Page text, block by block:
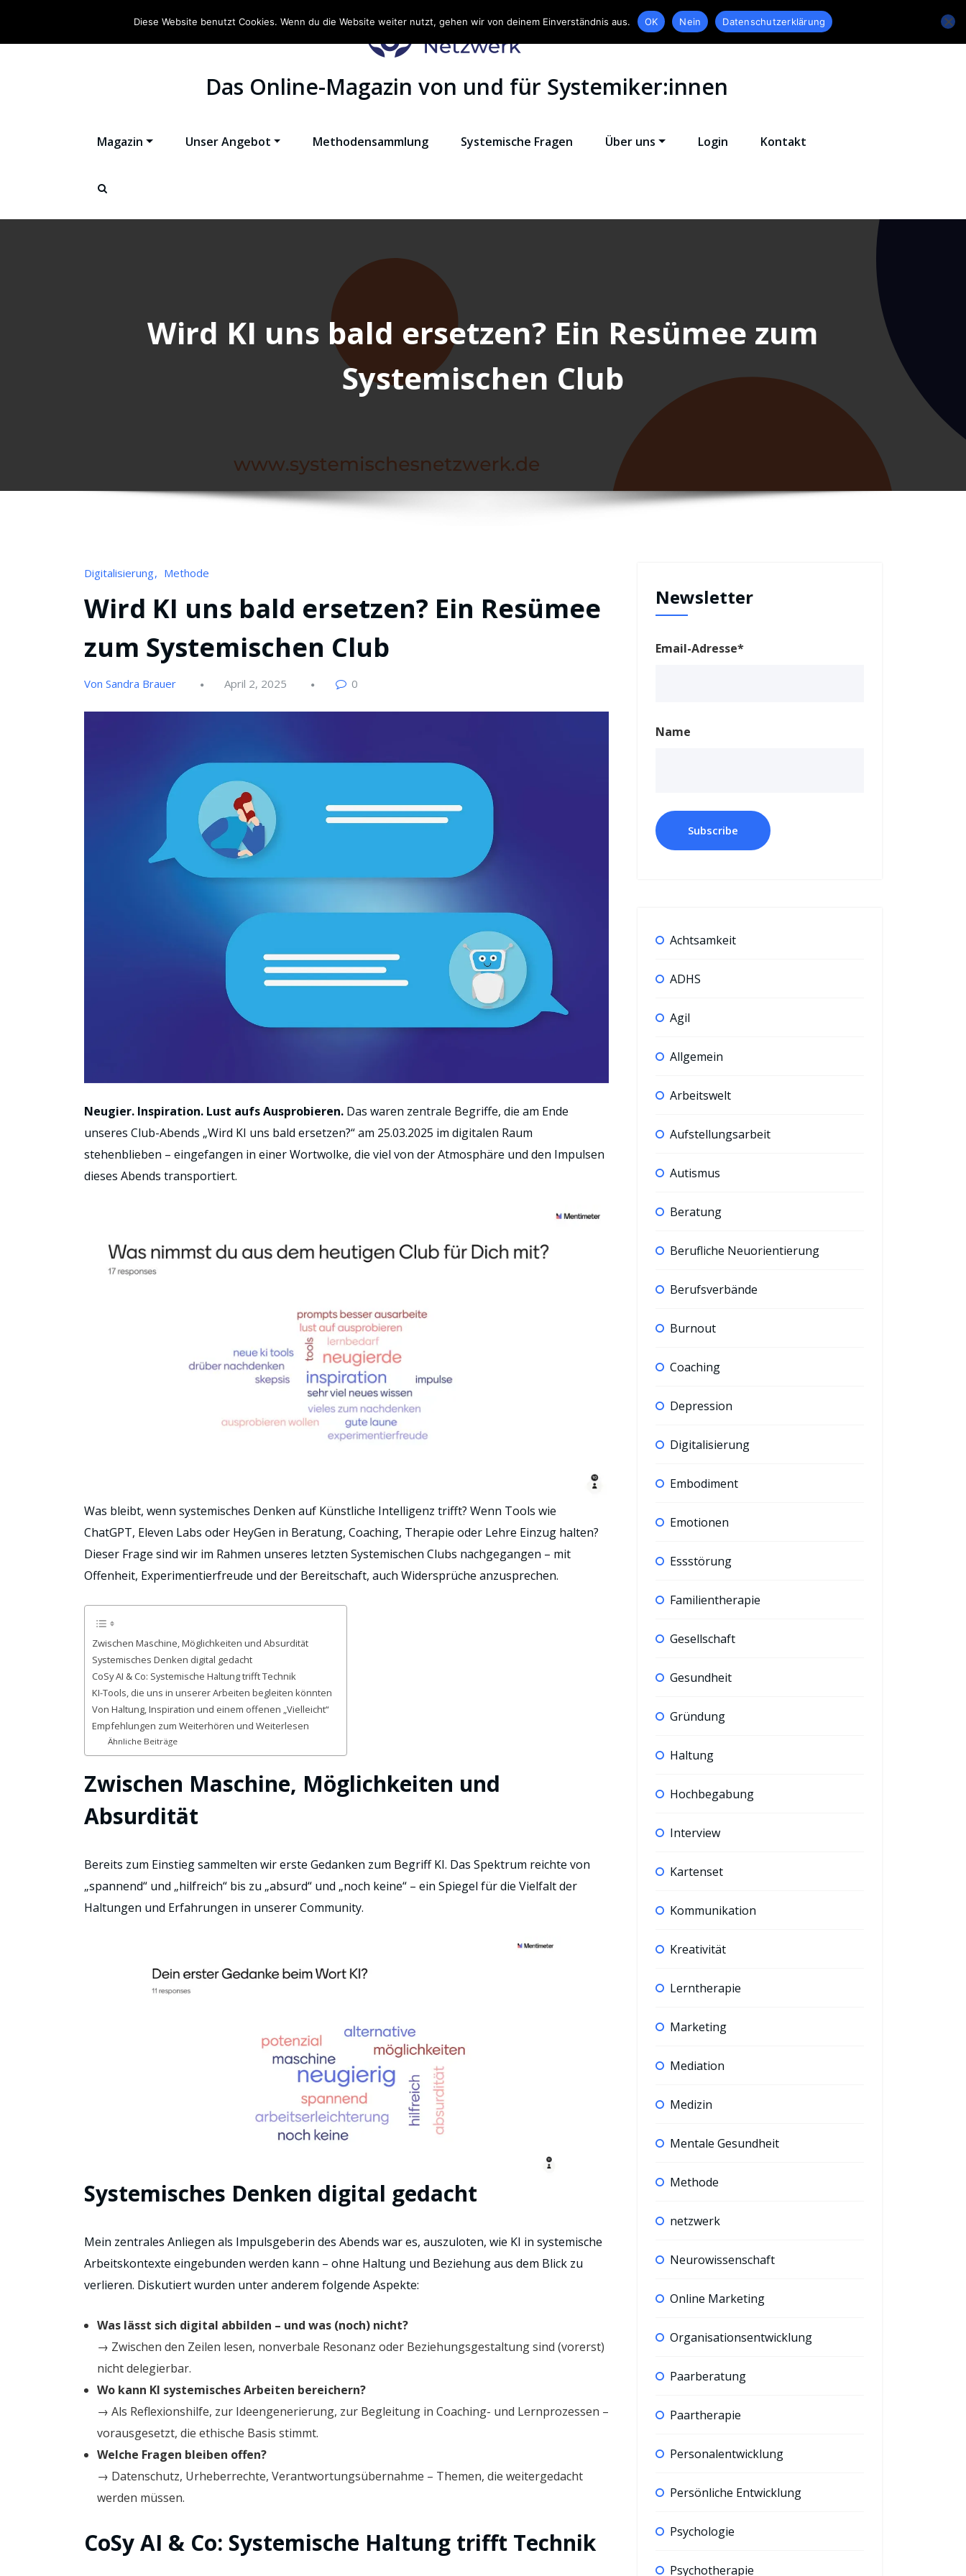
Das Online-Magazin von und für Systemiker:innen
Magazin Unser Angebot Methodensammlung Systemische Fragen Über uns Login Kontakt
Wird KI uns bald ersetzen? Ein Resümee zum
Systemischen Club
Digitalisierung Methode
Wird KI uns bald ersetzen? Ein Resümee
zum Systemischen Club
Von Sandra Brauer April 2, 2025 0
Neugier. Inspiration. Lust aufs Ausprobieren. Das waren zentrale Begriffe, die am Ende
unseres Club-Abends „Wird KI uns bald ersetzen?“ am 25.03.2025 im digitalen Raum
stehenblieben – eingefangen in einer Wortwolke, die viel von der Atmosphäre und den Impulsen
dieses Abends transportiert.
Was bleibt, wenn systemisches Denken auf Künstliche Intelligenz trifft? Wenn Tools wie
ChatGPT, Eleven Labs oder HeyGen in Beratung, Coaching, Therapie oder Lehre Einzug halten?
Dieser Frage sind wir im Rahmen unseres letzten Systemischen Clubs nachgegangen – mit
Offenheit, Experimentierfreude und der Bereitschaft, auch Widersprüche anzusprechen.
Zwischen Maschine, Möglichkeiten und Absurdität
Systemisches Denken digital gedacht
CoSy AI & Co: Systemische Haltung trifft Technik
KI-Tools, die uns in unserer Arbeiten begleiten könnten
Von Haltung, Inspiration und einem offenen „Vielleicht“
Empfehlungen zum Weiterhören und Weiterlesen
Ähnliche Beiträge
Zwischen Maschine, Möglichkeiten und
Absurdität
Bereits zum Einstieg sammelten wir erste Gedanken zum Begriff KI. Das Spektrum reichte von
„spannend“ und „hilfreich“ bis zu „absurd“ und „noch keine“ – ein Spiegel für die Vielfalt der
Haltungen und Erfahrungen in unserer Community.
Systemisches Denken digital gedacht
Mein zentrales Anliegen als Impulsgeberin des Abends war es, auszuloten, wie KI in systemische
Arbeitskontexte eingebunden werden kann – ohne Haltung und Beziehung aus dem Blick zu
verlieren. Diskutiert wurden unter anderem folgende Aspekte:
Was lässt sich digital abbilden – und was (noch) nicht?
→ Zwischen den Zeilen lesen, nonverbale Resonanz oder Beziehungsgestaltung sind (vorerst)
nicht delegierbar.
Wo kann KI systemisches Arbeiten bereichern?
→ Als Reflexionshilfe, zur Ideengenerierung, zur Begleitung in Coaching- und Lernprozessen –
vorausgesetzt, die ethische Basis stimmt.
Welche Fragen bleiben offen?
→ Datenschutz, Urheberrechte, Verantwortungsübernahme – Themen, die weitergedacht
werden müssen.
CoSy AI & Co: Systemische Haltung trifft Technik
Newsletter
Email-Adresse*
Name
Achtsamkeit
ADHS
Agil
Allgemein
Arbeitswelt
Aufstellungsarbeit
Autismus
Beratung
Berufliche Neuorientierung
Berufsverbände
Burnout
Coaching
Depression
Digitalisierung
Embodiment
Emotionen
Essstörung
Familientherapie
Gesellschaft
Gesundheit
Gründung
Haltung
Hochbegabung
Interview
Kartenset
Kommunikation
Kreativität
Lerntherapie
Marketing
Mediation
Medizin
Mentale Gesundheit
Methode
netzwerk
Neurowissenschaft
Online Marketing
Organisationsentwicklung
Paarberatung
Paartherapie
Personalentwicklung
Persönliche Entwicklung
Psychologie
Psychotherapie
Diese Website benutzt Cookies. Wenn du die Website weiter nutzt, gehen wir von deinem Einverständnis aus. OK Nein Datenschutzerklärung